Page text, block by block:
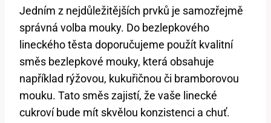
Jedním z nejdůležitějších prvků je samozřejmě
správná volba mouky. Do bezlepkového
lineckého těsta doporučujeme použít kvalitní
směs bezlepkové mouky, která obsahuje
například rýžovou, kukuřičnou či bramborovou
mouku. Tato směs zajistí, že vaše linecké
cukroví bude mít skvělou konzistenci a chuť.